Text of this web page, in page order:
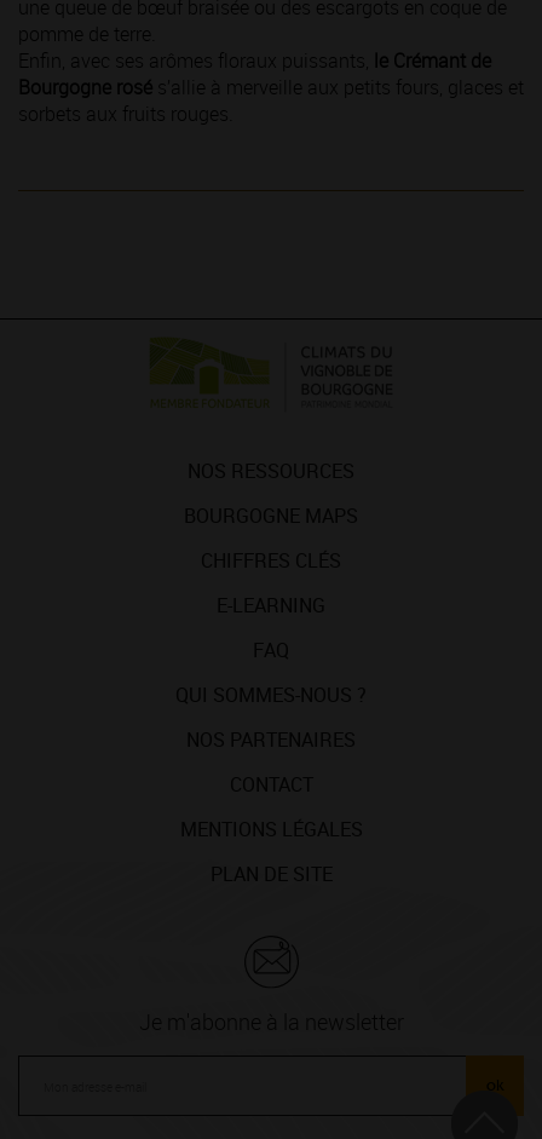
une queue de bœuf braisée ou des escargots en coque de
pomme de terre.
Enfin, avec ses arômes floraux puissants, le Crémant de
Bourgogne rosé s’allie à merveille aux petits fours, glaces et
sorbets aux fruits rouges.
ok